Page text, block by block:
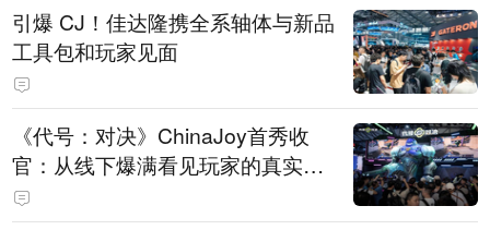
引爆 CJ！佳达隆携全系轴体与新品
工具包和玩家见面
《代号：对决》ChinaJoy首秀收
官：从线下爆满看见玩家的真实期
待